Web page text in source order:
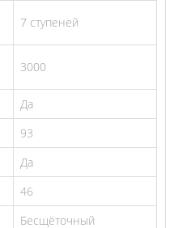
7 ступеней
3000
Да
93
Да
46
Бесщёточный